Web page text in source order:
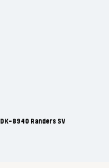
8940 Randers SV